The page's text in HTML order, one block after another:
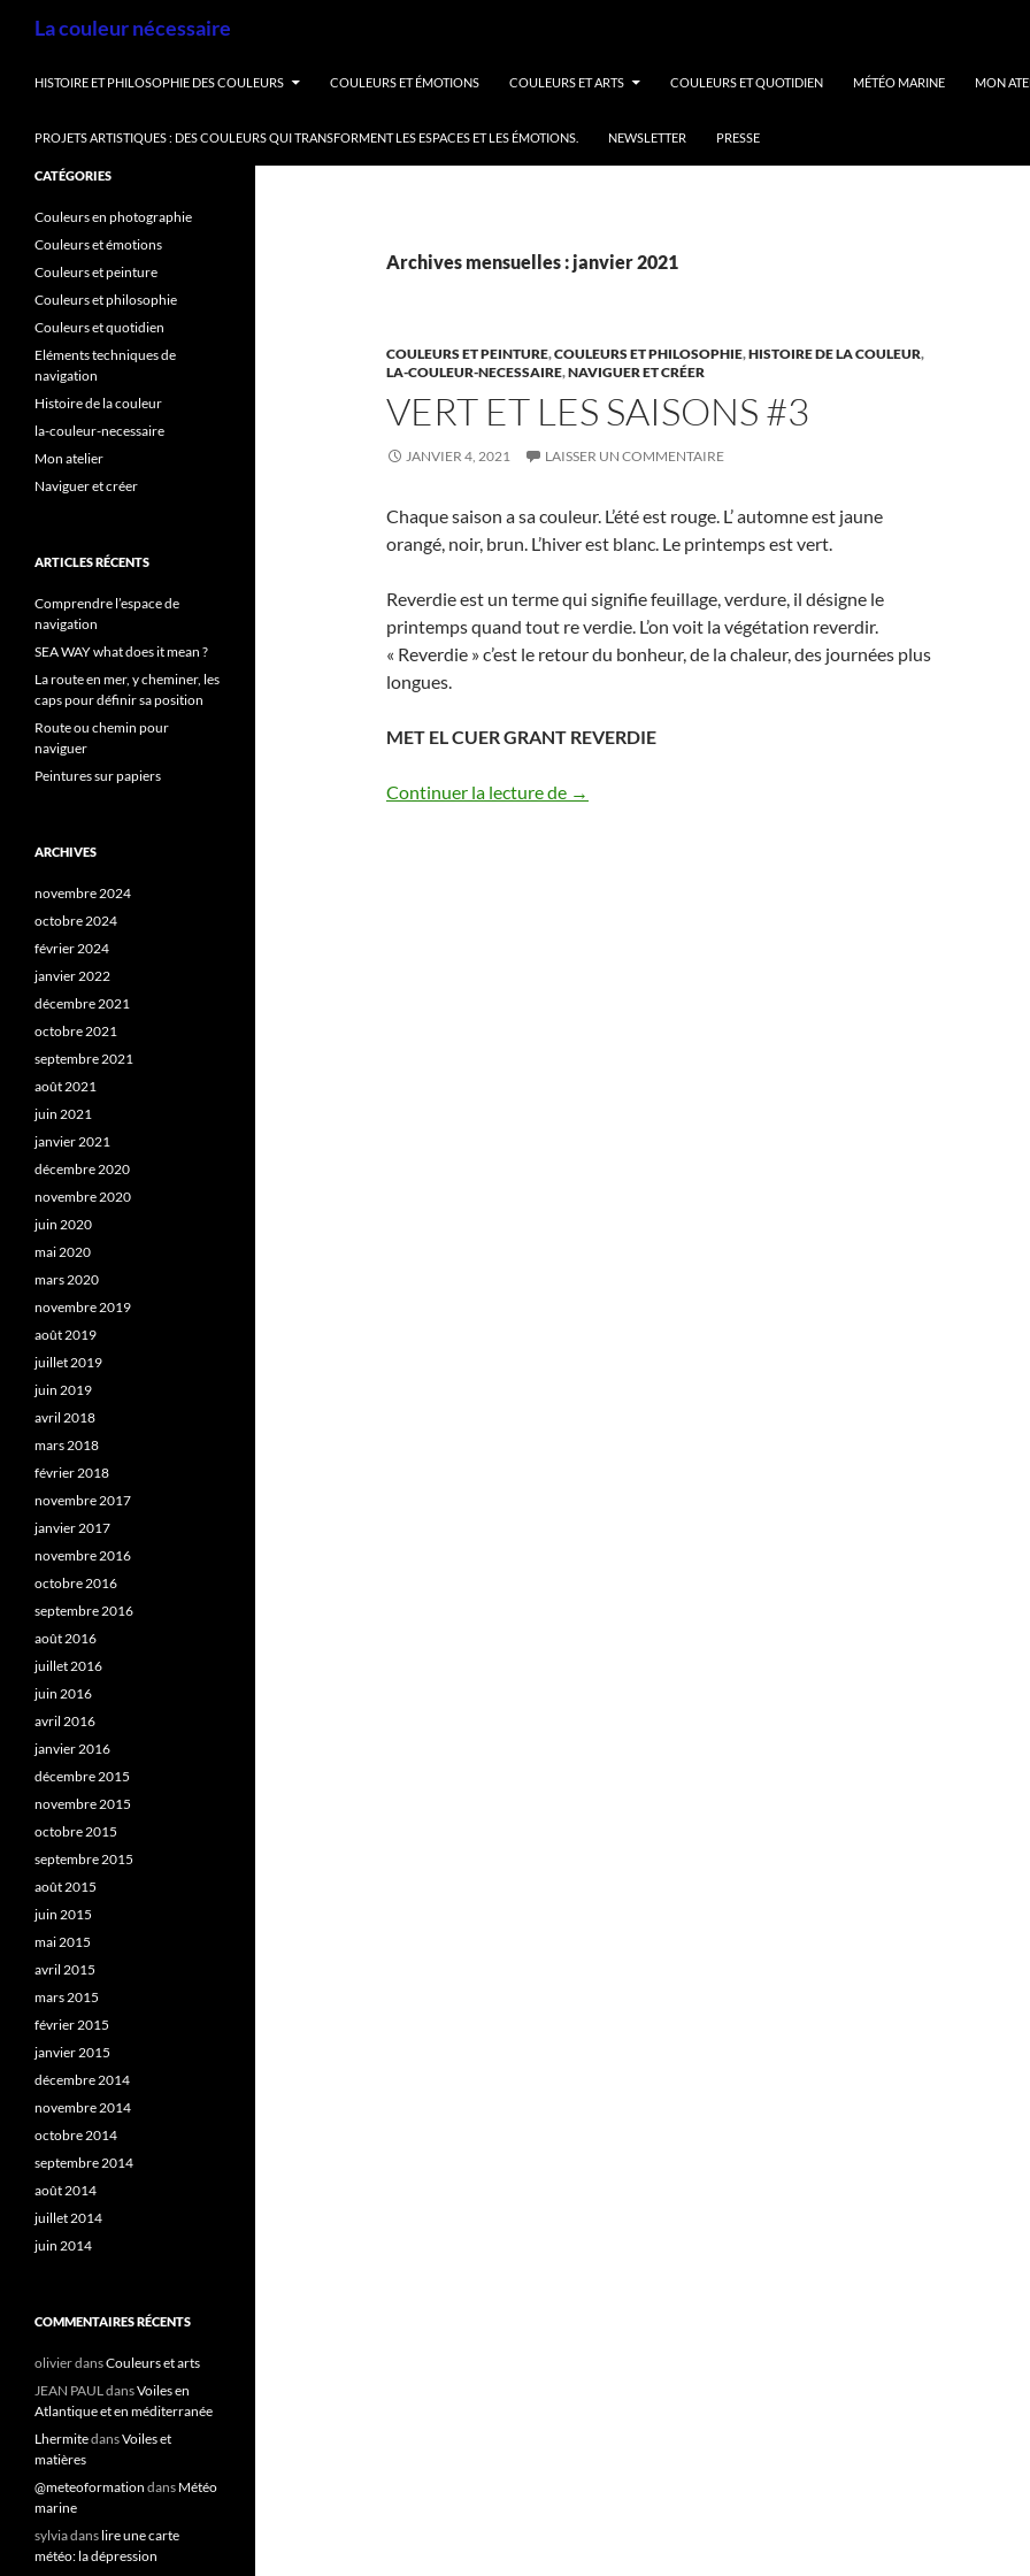
La couleur nécessaire
HISTOIRE ET PHILOSOPHIE DES COULEURS COULEURS ET ÉMOTIONS COULEURS ET ARTS COULEURS ET QUOTIDIEN MÉTÉO MARINE MON
PROJETS ARTISTIQUES : DES COULEURS QUI TRANSFORMENT LES ESPACES ET LES ÉMOTIONS. NEWSLETTER PRESSE
Archives mensuelles : janvier 2021
COULEURS ET PEINTURE,COULEURS ET PHILOSOPHIE,HISTOIRE DE LA COULEUR,
LA-COULEUR-NECESSAIRE,NAVIGUER ET CRÉER
VERT ET LES SAISONS #3
JANVIER 4, 2021 LAISSER UN COMMENTAIRE
Chaque saison a sa couleur. L’été est rouge. L’ automne est jaune
orangé, noir, brun. L’hiver est blanc. Le printemps est vert.
Reverdie est un terme qui signifie feuillage, verdure, il désigne le
printemps quand tout re verdie. L’on voit la végétation reverdir.
« Reverdie » c’est le retour du bonheur, de la chaleur, des journées plus
longues.
MET EL CUER GRANT REVERDIE
Continuer la lecture de Vert et les saisons #3
→
CATÉGORIES
Couleurs en photographie
Couleurs et émotions
Couleurs et peinture
Couleurs et philosophie
Couleurs et quotidien
Eléments techniques de
navigation
Histoire de la couleur
la-couleur-necessaire
Mon atelier
Naviguer et créer
ARTICLES RÉCENTS
Comprendre l’espace de
navigation
SEA WAY what does it mean ?
La route en mer, y cheminer, les
caps pour définir sa position
Route ou chemin pour
naviguer
Peintures sur papiers
ARCHIVES
novembre 2024
octobre 2024
février 2024
janvier 2022
décembre 2021
octobre 2021
septembre 2021
août 2021
juin 2021
janvier 2021
décembre 2020
novembre 2020
juin 2020
mai 2020
mars 2020
novembre 2019
août 2019
juillet 2019
juin 2019
avril 2018
mars 2018
février 2018
novembre 2017
janvier 2017
novembre 2016
octobre 2016
septembre 2016
août 2016
juillet 2016
juin 2016
avril 2016
janvier 2016
décembre 2015
novembre 2015
octobre 2015
septembre 2015
août 2015
juin 2015
mai 2015
avril 2015
mars 2015
février 2015
janvier 2015
décembre 2014
novembre 2014
octobre 2014
septembre 2014
août 2014
juillet 2014
juin 2014
COMMENTAIRES RÉCENTS
olivierdansCouleurs et arts
JEAN PAULdansVoiles en
Atlantique et en méditerranée
LhermitedansVoiles et
matières
@meteoformation dans Météo
marine
sylviadans lire une carte
météo: la dépression